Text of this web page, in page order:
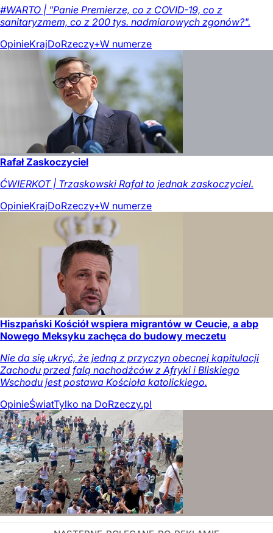
#WARTO | "Panie Premierze, co z COVID-19, co z
sanitaryzmem, co z 200 tys. nadmiarowych zgonów?".
OpinieKrajDoRzeczy+W numerze
Rafał Zaskoczyciel
ĆWIERKOT | Trzaskowski Rafał to jednak zaskoczyciel.
OpinieKrajDoRzeczy+W numerze
Hiszpański Kościół wspiera migrantów w Ceucie, a abp
Nowego Meksyku zachęca do budowy meczetu
Nie da się ukryć, że jedną z przyczyn obecnej kapitulacji
Zachodu przed falą nachodźców z Afryki i Bliskiego
Wschodu jest postawa Kościoła katolickiego.
OpinieŚwiatTylko na DoRzeczy.pl